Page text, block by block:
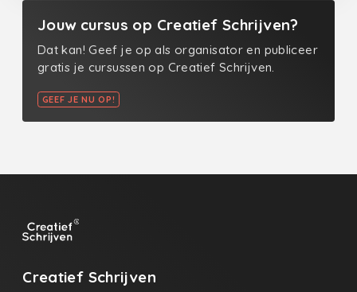
Jouw cursus op Creatief Schrijven?
Dat kan! Geef je op als organisator en publiceer
gratis je cursussen op Creatief Schrijven.
GEEF JE NU OP!
Creatief Schrijven